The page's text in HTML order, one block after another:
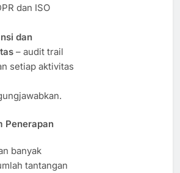
dan ISO
dan
– audit trail
setiap aktivitas
Penerapan
banyak
tantangan